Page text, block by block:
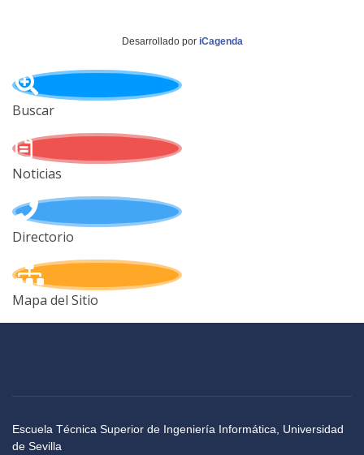
Desarrollado por iCagenda
Buscar
Noticias
Directorio
Mapa del Sitio
Escuela Técnica Superior de Ingeniería Informática, Universidad
de Sevilla